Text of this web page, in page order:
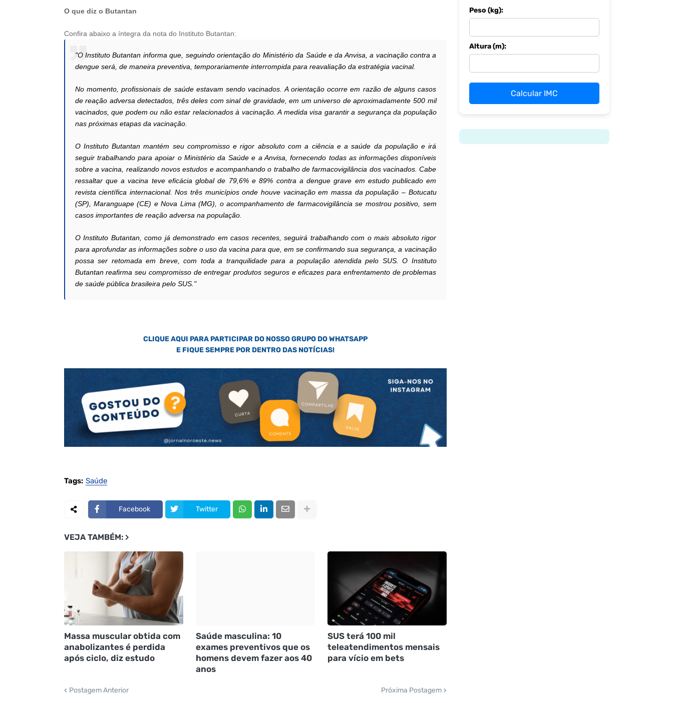
O que diz o Butantan
Confira abaixo a íntegra da nota do Instituto Butantan:
"O Instituto Butantan informa que, seguindo orientação do Ministério da Saúde e da Anvisa, a vacinação contra a
dengue será, de maneira preventiva, temporariamente interrompida para reavaliação da estratégia vacinal.
No momento, profissionais de saúde estavam sendo vacinados. A orientação ocorre em razão de alguns casos
de reação adversa detectados, três deles com sinal de gravidade, em um universo de aproximadamente 500 mil
vacinados, que podem ou não estar relacionados à vacinação. A medida visa garantir a segurança da população
nas próximas etapas da vacinação.
O Instituto Butantan mantém seu compromisso e rigor absoluto com a ciência e a saúde da população e irá
seguir trabalhando para apoiar o Ministério da Saúde e a Anvisa, fornecendo todas as informações disponíveis
sobre a vacina, realizando novos estudos e acompanhando o trabalho de farmacovigilância dos vacinados. Cabe
ressaltar que a vacina teve eficácia global de 79,6% e 89% contra a dengue grave em estudo publicado em
revista científica internacional. Nos três municípios onde houve vacinação em massa da população – Botucatu
(SP), Maranguape (CE) e Nova Lima (MG), o acompanhamento de farmacovigilância se mostrou positivo, sem
casos importantes de reação adversa na população.
O Instituto Butantan, como já demonstrado em casos recentes, seguirá trabalhando com o mais absoluto rigor
para aprofundar as informações sobre o uso da vacina para que, em se confirmando sua segurança, a vacinação
possa ser retomada em breve, com toda a tranquilidade para a população atendida pelo SUS. O Instituto
Butantan reafirma seu compromisso de entregar produtos seguros e eficazes para enfrentamento de problemas
de saúde pública brasileira pelo SUS."
CLIQUE AQUI PARA PARTICIPAR DO NOSSO GRUPO DO WHATSAPP
E FIQUE SEMPRE POR DENTRO DAS NOTÍCIAS!
Tags: Saúde
Facebook Twitter
VEJA TAMBÉM:
Massa muscular obtida com
anabolizantes é perdida
após ciclo, diz estudo
Saúde masculina: 10
exames preventivos que os
homens devem fazer aos 40
anos
SUS terá 100 mil
teleatendimentos mensais
para vício em bets
Postagem Anterior Próxima Postagem
Peso (kg):
Altura (m):
Calcular IMC